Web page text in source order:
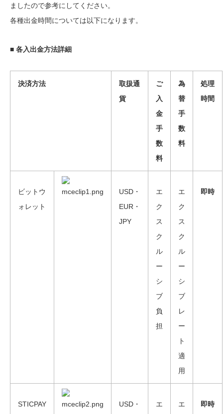
ましたので参考にしてください。
各種出金時間については以下になります。
■ 各入出金方法詳細
決済方法
取扱通
貨
ご
入
金
手
数
料
為
替
手
数
料
処理
時間
ビットウ
ォレット
USD・
EUR・
JPY
エ
ク
ス
ク
ル
ー
シ
ブ
負
担
エ
ク
ス
ク
ル
ー
シ
ブ
レ
ー
ト
適
用
即時
STICPAY
USD・
エ
エ
即時